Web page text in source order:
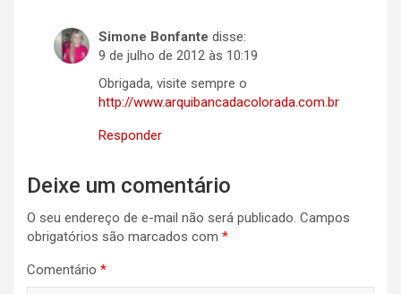
Simone Bonfante disse:
9 de julho de 2012 às 10:19
Obrigada, visite sempre o
http://www.arquibancadacolorada.com.br
Responder
Deixe um comentário
O seu endereço de e-mail não será publicado. Campos
obrigatórios são marcados com *
Comentário *